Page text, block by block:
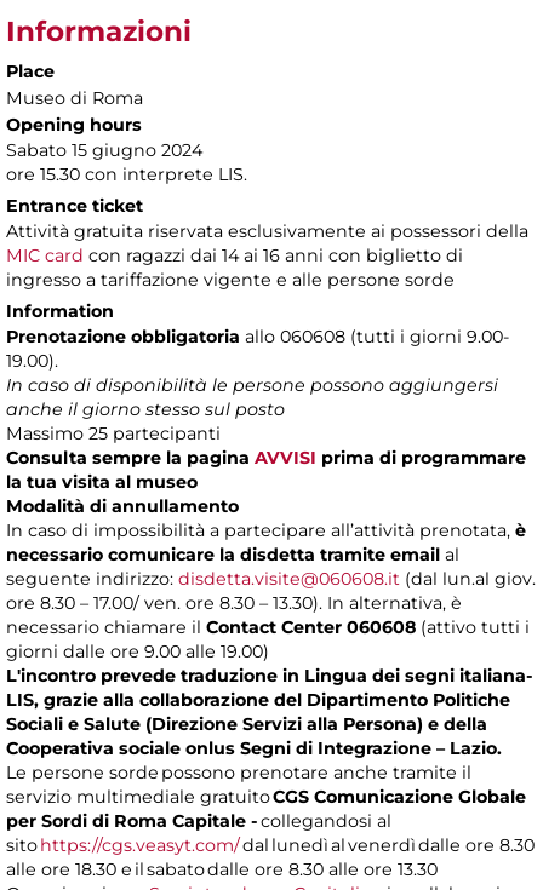
Informazioni
Place
Museo di Roma
Opening hours
Sabato 15 giugno 2024
ore 15.30 con interprete LIS.
Entrance ticket
Attività gratuita riservata esclusivamente ai possessori della
MIC card con ragazzi dai 14 ai 16 anni con biglietto di
ingresso a tariffazione vigente e alle persone sorde
Information
Prenotazione obbligatoria allo 060608 (tutti i giorni 9.00-
19.00).
In caso di disponibilità le persone possono aggiungersi
anche il giorno stesso sul posto
Massimo 25 partecipanti
Consulta sempre la pagina AVVISI prima di programmare
la tua visita al museo
Modalità di annullamento
In caso di impossibilità a partecipare all’attività prenotata, è
necessario comunicare la disdetta tramite email al
seguente indirizzo: disdetta.visite@060608.it (dal lun.al giov.
ore 8.30 – 17.00/ ven. ore 8.30 – 13.30). In alternativa, è
necessario chiamare il Contact Center 060608 (attivo tutti i
giorni dalle ore 9.00 alle 19.00)
L'incontro prevede traduzione in Lingua dei segni italiana-
LIS, grazie alla collaborazione del Dipartimento Politiche
Sociali e Salute (Direzione Servizi alla Persona) e della
Cooperativa sociale onlus Segni di Integrazione – Lazio.
Le persone sorde possono prenotare anche tramite il
servizio multimediale gratuitoCGS Comunicazione Globale
per Sordi di Roma Capitale -collegandosi al
sitohttps://cgs.veasyt.com/dal lunedì al venerdì dalle ore 8.30
alle ore 18.30 e il sabato dalle ore 8.30 alle ore 13.30